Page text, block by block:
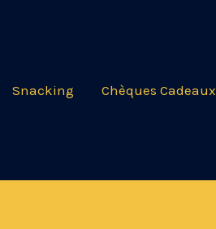
Snacking Chèques Cadeaux